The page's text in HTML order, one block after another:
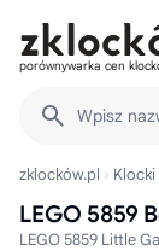
porównywarka cen
Wpisz
zklocków.pl Klocki
LEGO 5859
LEGO 5859 Little